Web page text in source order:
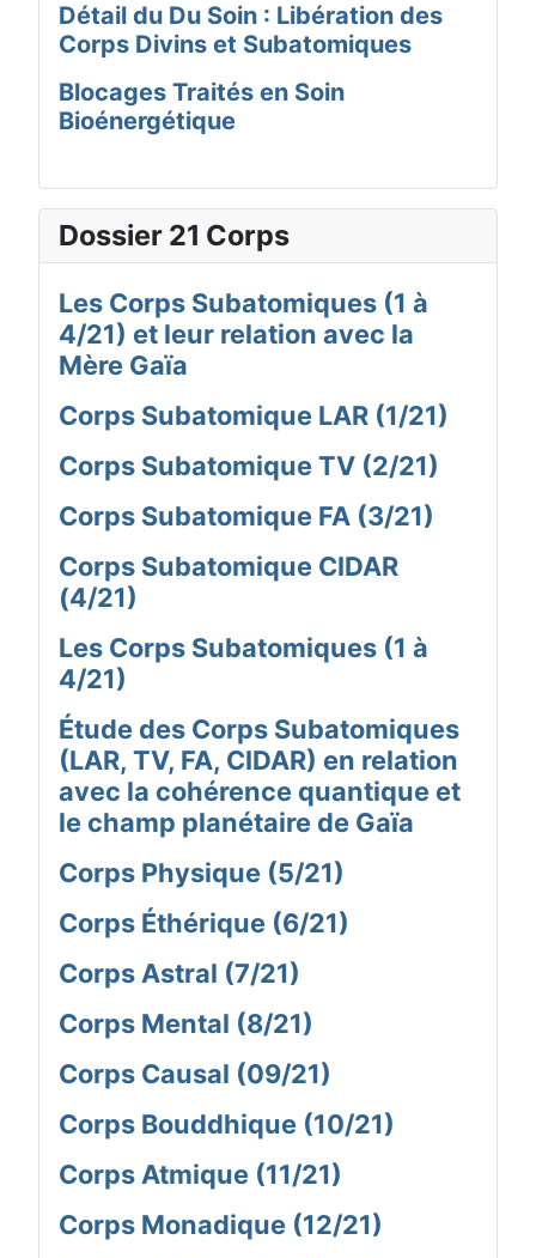
Détail du Du Soin : Libération des
Corps Divins et Subatomiques
Blocages Traités en Soin
Bioénergétique
Dossier 21 Corps
Les Corps Subatomiques (1 à
4/21) et leur relation avec la
Mère Gaïa
Corps Subatomique LAR (1/21)
Corps Subatomique TV (2/21)
Corps Subatomique FA (3/21)
Corps Subatomique CIDAR
(4/21)
Les Corps Subatomiques (1 à
4/21)
Étude des Corps Subatomiques
(LAR, TV, FA, CIDAR) en relation
avec la cohérence quantique et
le champ planétaire de Gaïa
Corps Physique (5/21)
Corps Éthérique (6/21)
Corps Astral (7/21)
Corps Mental (8/21)
Corps Causal (09/21)
Corps Bouddhique (10/21)
Corps Atmique (11/21)
Corps Monadique (12/21)